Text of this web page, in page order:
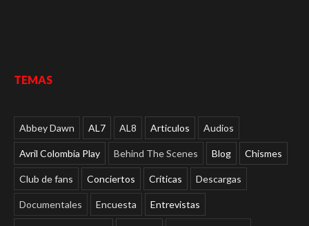
TEMAS
Abbey Dawn AL7 AL8 Articulos Audios
Avril Colombia Play Behind The Scenes Blog Chismes
Club de fans Conciertos Críticas Descargas
Documentales Encuesta Entrevistas